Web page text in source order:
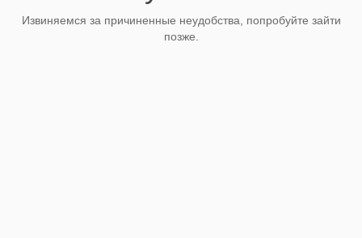
Извиняемся за причиненные неудобства, попробуйте зайти
позже.